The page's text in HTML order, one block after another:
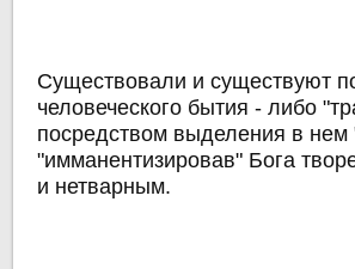
Существовали и существуют
человеческого бытия - либо
посредством выделения в нем
"имманентизировав" Бога
и нетварным.